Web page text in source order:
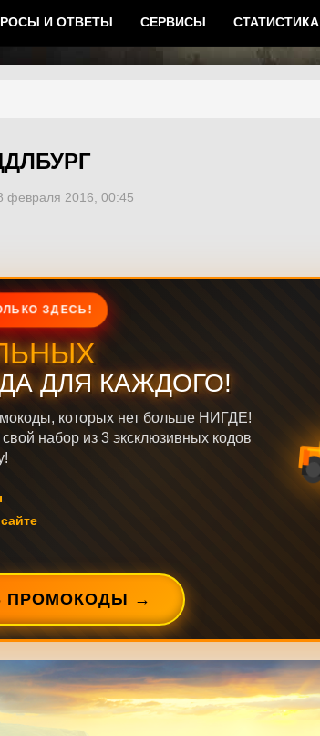
И ОТВЕТЫ СЕРВИСЫ СТАТИСТИКА
февраля 2016, 00:45
ЗДЕСЬ!
ДЛЯ КАЖДОГО!
которых нет больше НИГДЕ!
набор из 3 эксклюзивных кодов
ПРОМОКОДЫ →